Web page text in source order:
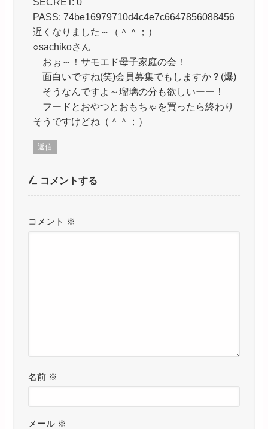
PASS: 74be16979710d4c4e7c6647856088456
遅くなりました～（＾＾；）
○sachikoさん
おぉ～！サモエド母子家庭の会！
面白いですね(笑)会員募集でもしますか？(爆)
そうなんですよ～瑠璃の分も欲しいーー！
フードとおやつとおもちゃを買ったら終わり
そうですけどね（＾＾；）
返信
コメントする
コメント ※
名前 ※
メール ※